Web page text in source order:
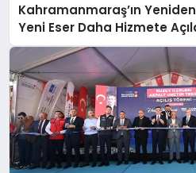
Kahramanmaraş’ın
Yeni Eser Daha Hizmete